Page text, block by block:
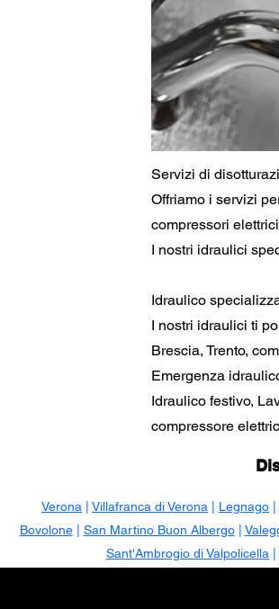
Servizi di
Offriamo i servizi
compressori
I nostri idraulici
Idraulico
I nostri idraulici ti
Brescia, Trento,
Emergenza
Idraulico festivo,
compressore
Verona Villafranca di Verona Legnago
Bovolone| San Martino Buon Albergo|
Sant'Ambrogio di Valpolicella